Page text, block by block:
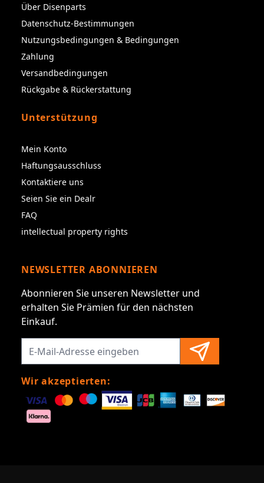
Über Disenparts
Datenschutz-Bestimmungen
Nutzungsbedingungen & Bedingungen
Zahlung
Versandbedingungen
Rückgabe & Rückerstattung
Unterstützung
Mein Konto
Haftungsausschluss
Kontaktiere uns
Seien Sie ein Dealr
FAQ
intellectual property rights
NEWSLETTER ABONNIEREN
Abonnieren Sie unseren Newsletter und
erhalten Sie Prämien für den nächsten
Einkauf.
Wir akzeptierten: